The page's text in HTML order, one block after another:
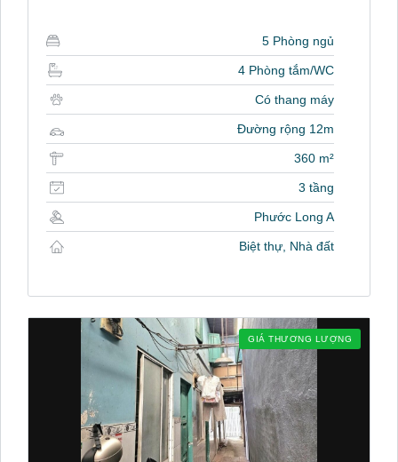
5 Phòng ngủ
4 Phòng tắm/WC
Có thang máy
Đường rộng 12m
360 m²
3 tầng
Phước Long A
Biệt thự, Nhà đất
GIÁ THƯƠNG LƯỢNG